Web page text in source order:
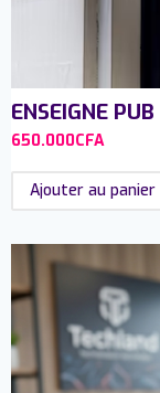
ENSEIGNE
650.000CFA
Ajouter au panier